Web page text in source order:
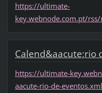
https://ultimate-
key.webnode.com.pt/
Calend&aacute;rio
https://ultimate-
aacute-rio-de-eventos.xml